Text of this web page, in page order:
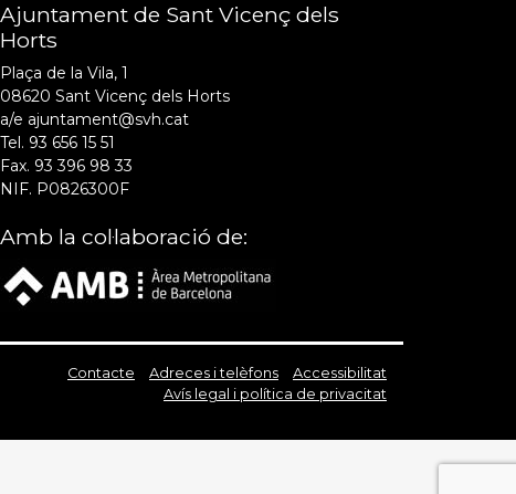
Ajuntament de Sant Vicenç dels
Horts
Plaça de la Vila, 1
08620 Sant Vicenç dels Horts
a/e ajuntament@svh.cat
Tel. 93 656 15 51
Fax. 93 396 98 33
NIF. P0826300F
Amb la col·laboració de:
Contacte Adreces i telèfons
Accessibilitat
Avís legal i política de privacitat